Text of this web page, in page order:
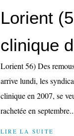
Lorient
clinique
Lorient 56) Des
arrive lundi, les
clinique en 2007, se
rachetée en
LIRE LA SUITE